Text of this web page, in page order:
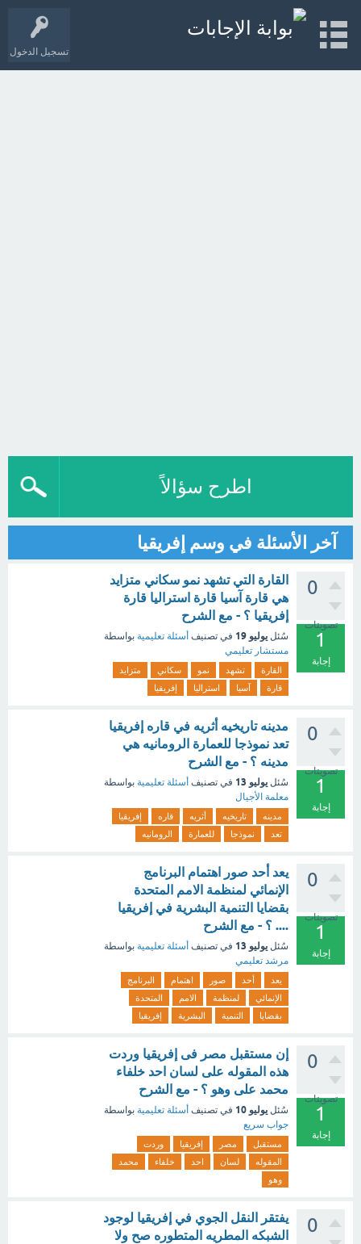
تسجيل الدخول
اطرح سؤالاً
آخر الأسئلة في وسم إفريقيا
0
تصويتات
1
إجابة
القارة التي تشهد نمو سكاني متزايد
هي قارة آسيا قارة استراليا قارة
إفريقيا ؟ - مع الشرح
سُئل يوليو 19 في تصنيف أسئلة تعليمية بواسطة
مستشار تعليمي
القارة تشهد نمو سكاني
متزايد
قارة
آسيا استراليا إفريقيا
0
تصويتات
1
إجابة
مدينه تاريخيه أثريه في قاره إفريقيا
تعد نموذجا للعمارة الرومانيه هي
مدينه ؟ - مع الشرح
سُئل يوليو 13 في تصنيف أسئلة تعليمية بواسطة
معلمة الأجيال
مدينه تاريخيه أثريه قاره
إفريقيا
تعد
نموذجا للعمارة الرومانيه
0
تصويتات
1
إجابة
يعد أحد صور اهتمام البرنامج
الإنمائي لمنظمة الامم المتحدة
بقضايا التنمية البشرية في إفريقيا
.... ؟ - مع الشرح
سُئل يوليو 13 في تصنيف أسئلة تعليمية بواسطة
مرشد تعليمي
يعد أحد صور اهتمام
البرنامج
الإنمائي
لمنظمة الامم
المتحدة
بقضايا
التنمية البشرية إفريقيا
0
تصويتات
1
إجابة
إن مستقبل مصر فى إفريقيا وردت
هذه المقوله على لسان احد خلفاء
محمد على وهو ؟ - مع الشرح
سُئل يوليو 10 في تصنيف أسئلة تعليمية بواسطة
جواب سريع
مستقبل مصر إفريقيا
وردت
المقوله
لسان احد خلفاء
محمد
وهو
0
يفتقر النقل الجوي في إفريقيا لوجود
الشبكه المطريه المتطوره صح ولا